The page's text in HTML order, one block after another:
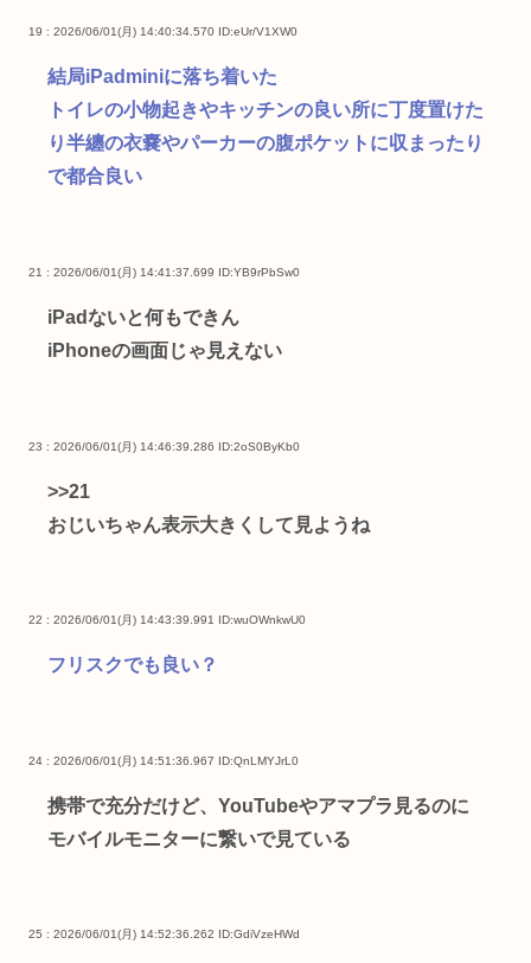
19 : 2026/06/01(月) 14:40:34.570 ID:eUr/V1XW0
結局iPadminiに落ち着いた
トイレの小物起きやキッチンの良い所に丁度置けた
り半纏の衣嚢やパーカーの腹ポケットに収まったり
で都合良い
21 : 2026/06/01(月) 14:41:37.699 ID:YB9rPbSw0
iPadないと何もできん
iPhoneの画面じゃ見えない
23 : 2026/06/01(月) 14:46:39.286 ID:2oS0ByKb0
>>21
おじいちゃん表示大きくして見ようね
22 : 2026/06/01(月) 14:43:39.991 ID:wuOWnkwU0
フリスクでも良い？
24 : 2026/06/01(月) 14:51:36.967 ID:QnLMYJrL0
携帯で充分だけど、YouTubeやアマプラ見るのに
モバイルモニターに繋いで見ている
25 : 2026/06/01(月) 14:52:36.262 ID:GdiVzeHWd